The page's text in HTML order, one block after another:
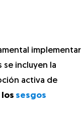
implementar
se incluyen la
activa de
los sesgos